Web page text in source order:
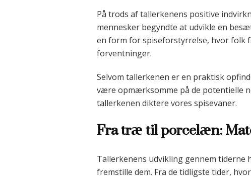
På trods af tallerkenens positive
mennesker begyndte at udvikle en
en form for spiseforstyrrelse, hvor folk
forventninger.
Selvom tallerkenen er en praktisk
være opmærksomme på de potentielle
tallerkenen diktere vores spisevaner.
Fra træ til porcelæn:
Tallerkenens udvikling gennem
fremstille dem. Fra de tidligste tider,